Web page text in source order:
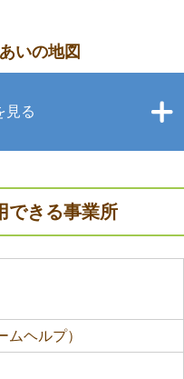
いの地図
見る
できる事業所
ムヘルプ）